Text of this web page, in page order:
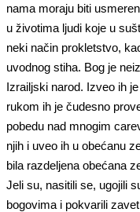
nama moraju biti
u životima ljudi koje u
neki način prokletstvo,
uvodnog stiha. Bog je
Izrailjski narod. Izveo ih
rukom ih je čudesno
pobedu nad mnogim
njih i uveo ih u obećanu
bila razdeljena obećana
Jeli su, nasitili se, ugojili
bogovima i pokvarili